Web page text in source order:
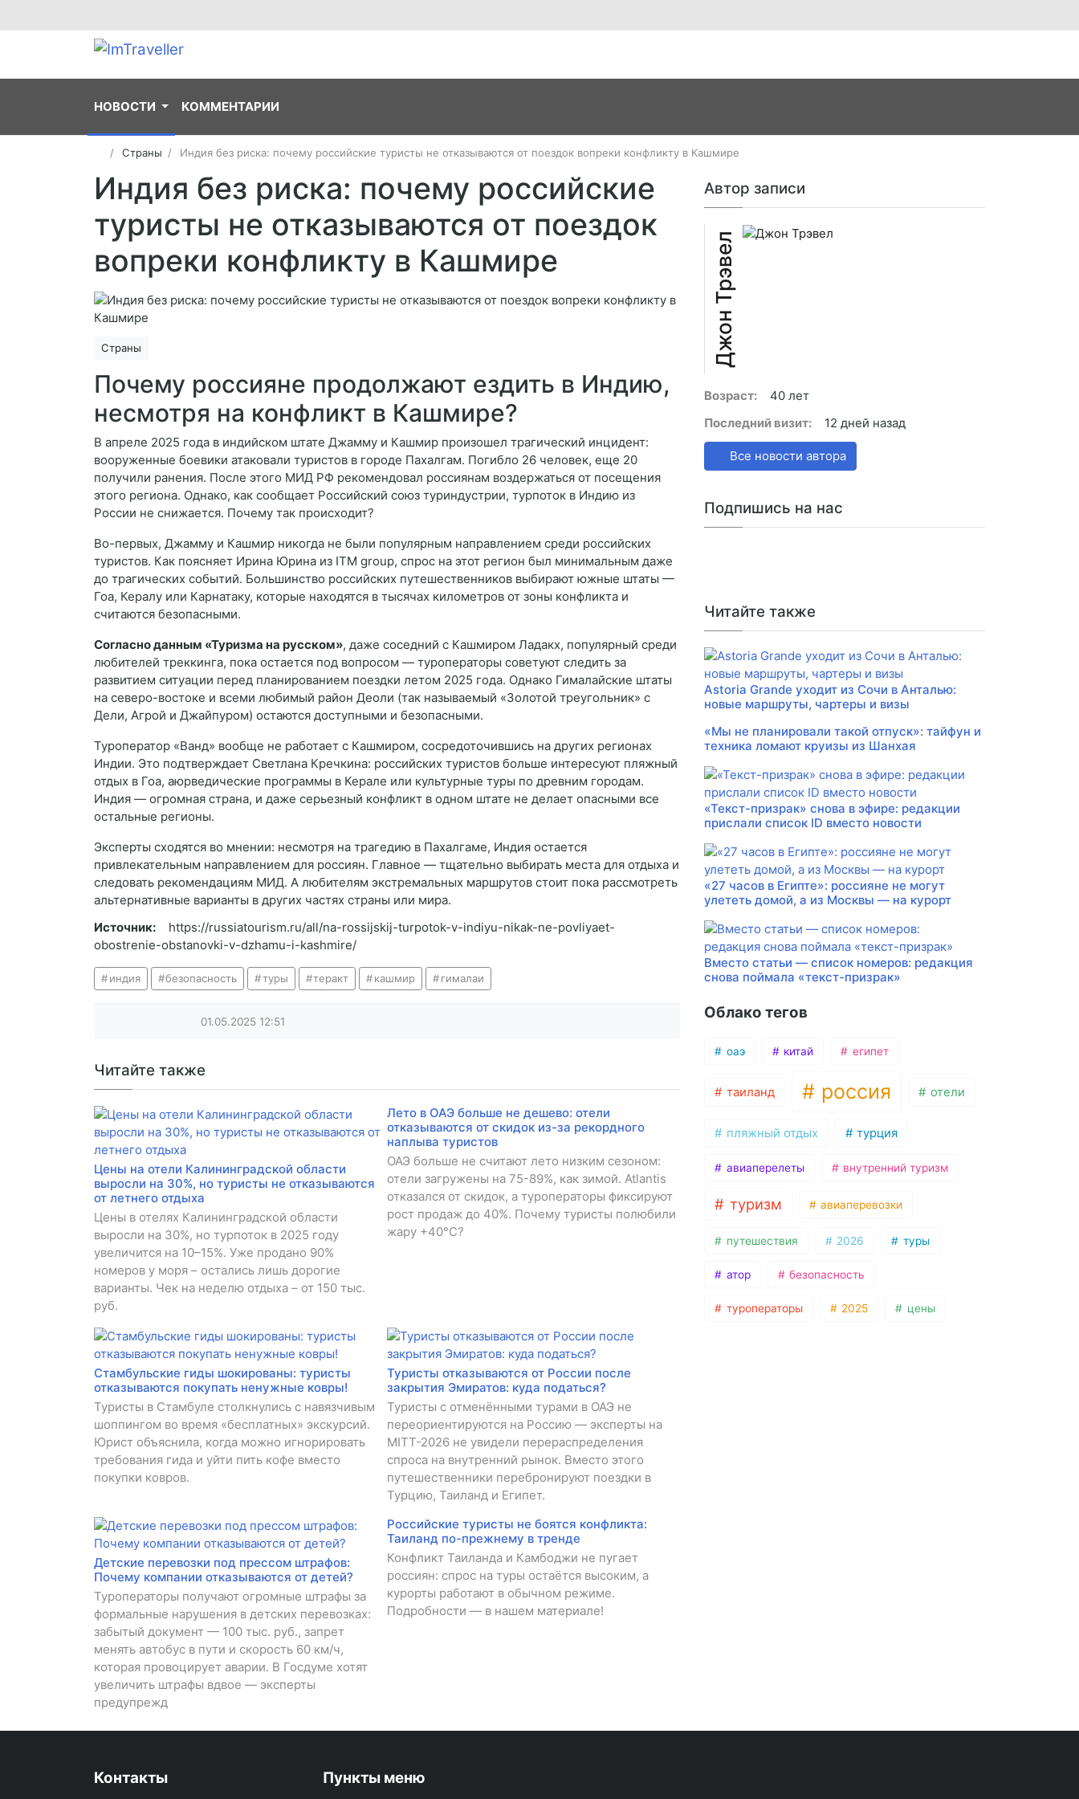
НОВОСТИ КОММЕНТАРИИ
Страны Индия без риска: почему российские туристы не отказываются от поездок вопреки конфликту в Кашмире
Индия без риска: почему российские
туристы не отказываются от поездок
вопреки конфликту в Кашмире
Страны
Почему россияне продолжают ездить в Индию,
несмотря на конфликт в Кашмире?
В апреле 2025 года в индийском штате Джамму и Кашмир произошел трагический инцидент:
вооруженные боевики атаковали туристов в городе Пахалгам. Погибло 26 человек, еще 20
получили ранения. После этого МИД РФ рекомендовал россиянам воздержаться от посещения
этого региона. Однако, как сообщает Российский союз туриндустрии, турпоток в Индию из
России не снижается. Почему так происходит?
Во-первых, Джамму и Кашмир никогда не были популярным направлением среди российских
туристов. Как поясняет Ирина Юрина из ITM group, спрос на этот регион был минимальным даже
до трагических событий. Большинство российских путешественников выбирают южные штаты —
Гоа, Кералу или Карнатаку, которые находятся в тысячах километров от зоны конфликта и
считаются безопасными.
Согласно данным «Туризма на русском», даже соседний с Кашмиром Ладакх, популярный среди
любителей треккинга, пока остается под вопросом — туроператоры советуют следить за
развитием ситуации перед планированием поездки летом 2025 года. Однако Гималайские штаты
на северо-востоке и всеми любимый район Деоли (так называемый «Золотой треугольник» с
Дели, Агрой и Джайпуром) остаются доступными и безопасными.
Туроператор «Ванд» вообще не работает с Кашмиром, сосредоточившись на других регионах
Индии. Это подтверждает Светлана Кречкина: российских туристов больше интересуют пляжный
отдых в Гоа, аюрведические программы в Керале или культурные туры по древним городам.
Индия — огромная страна, и даже серьезный конфликт в одном штате не делает опасными все
остальные регионы.
Эксперты сходятся во мнении: несмотря на трагедию в Пахалгаме, Индия остается
привлекательным направлением для россиян. Главное — тщательно выбирать места для отдыха и
следовать рекомендациям МИД. А любителям экстремальных маршрутов стоит пока рассмотреть
альтернативные варианты в других частях страны или мира.
Источник:
https://russiatourism.ru/all/na-rossijskij-turpotok-v-indiyu-nikak-ne-povliyaet-
obostrenie-obstanovki-v-dzhamu-i-kashmire/
индия безопасность туры теракт кашмир гималаи
01.05.2025 12:51
Читайте также
Цены на отели Калининградской области
выросли на 30%, но туристы не отказываются
от летнего отдыха
Цены в отелях Калининградской области
выросли на 30%, но турпоток в 2025 году
увеличится на 10–15%. Уже продано 90%
номеров у моря – остались лишь дорогие
варианты. Чек на неделю отдыха – от 150 тыс.
руб.
Лето в ОАЭ больше не дешево: отели
отказываются от скидок из-за рекордного
наплыва туристов
ОАЭ больше не считают лето низким сезоном:
отели загружены на 75-89%, как зимой. Atlantis
отказался от скидок, а туроператоры фиксируют
рост продаж до 40%. Почему туристы полюбили
жару +40°C?
Стамбульские гиды шокированы: туристы
отказываются покупать ненужные ковры!
Туристы в Стамбуле столкнулись с навязчивым
шоппингом во время «бесплатных» экскурсий.
Юрист объяснила, когда можно игнорировать
требования гида и уйти пить кофе вместо
покупки ковров.
Туристы отказываются от России после
закрытия Эмиратов: куда податься?
Туристы с отменёнными турами в ОАЭ не
переориентируются на Россию — эксперты на
MITT-2026 не увидели перераспределения
спроса на внутренний рынок. Вместо этого
путешественники перебронируют поездки в
Турцию, Таиланд и Египет.
Детские перевозки под прессом штрафов:
Почему компании отказываются от детей?
Туроператоры получают огромные штрафы за
формальные нарушения в детских перевозках:
забытый документ — 100 тыс. руб., запрет
менять автобус в пути и скорость 60 км/ч,
которая провоцирует аварии. В Госдуме хотят
увеличить штрафы вдвое — эксперты
предупрежд
Российские туристы не боятся конфликта:
Таиланд по-прежнему в тренде
Конфликт Таиланда и Камбоджи не пугает
россиян: спрос на туры остаётся высоким, а
курорты работают в обычном режиме.
Подробности — в нашем материале!
Автор записи
Джон Трэвел
Возраст:
40 лет
Последний визит:
12 дней назад
Все новости автора
Подпишись на нас
Читайте также
Astoria Grande уходит из Сочи в Анталью:
новые маршруты, чартеры и визы
«Мы не планировали такой отпуск»: тайфун и
техника ломают круизы из Шанхая
«Текст-призрак» снова в эфире: редакции
прислали список ID вместо новости
«27 часов в Египте»: россияне не могут
улететь домой, а из Москвы — на курорт
Вместо статьи — список номеров: редакция
снова поймала «текст-призрак»
Облако тегов
оаэ китай египет
таиланд россия отели
пляжный отдых турция
авиаперелеты внутренний туризм
туризм авиаперевозки
путешествия 2026 туры
атор безопасность
туроператоры 2025 цены
Контакты Пункты меню